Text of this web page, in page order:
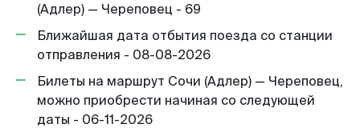
(Адлер) — Череповец - 69
Ближайшая дата отбытия поезда со станции
отправления - 08-08-2026
Билеты на маршрут Сочи (Адлер) — Череповец,
можно приобрести начиная со следующей
даты - 06-11-2026